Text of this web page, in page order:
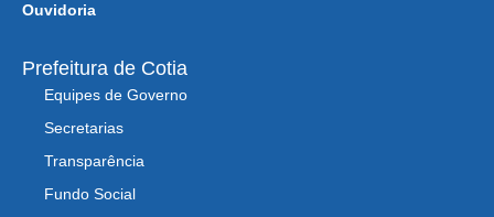
Ouvidoria
Prefeitura de Cotia
Equipes de Governo
Secretarias
Transparência
Fundo Social